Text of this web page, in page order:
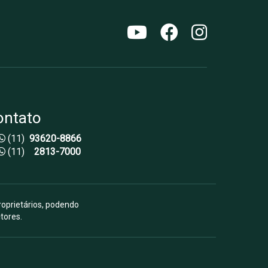
(11) 93620-8866
(11) 2813-7000
podendo